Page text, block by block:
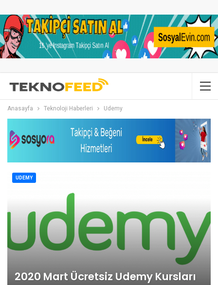
Anasayfa Teknoloji Haberleri Udemy
UDEMY
2020 Mart Ücretsiz Udemy Kursları